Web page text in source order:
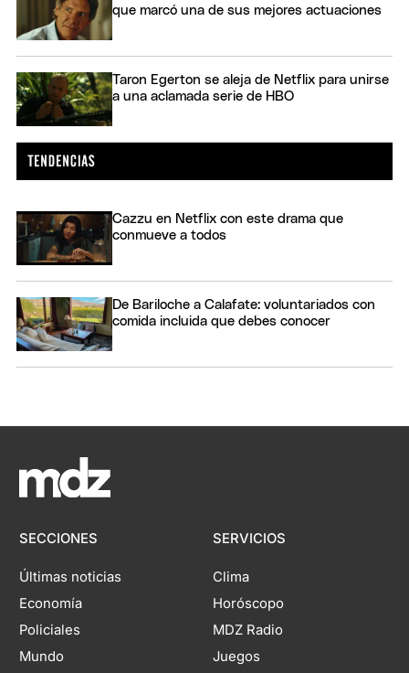
que marcó una de sus mejores actuaciones
Taron Egerton se aleja de Netflix para unirse
a una aclamada serie de HBO
Cazzu en Netflix con este drama que
conmueve a todos
De Bariloche a Calafate: voluntariados con
comida incluida que debes conocer
SECCIONES
Últimas noticias
Economía
Policiales
Mundo
SERVICIOS
Clima
Horóscopo
MDZ Radio
Juegos